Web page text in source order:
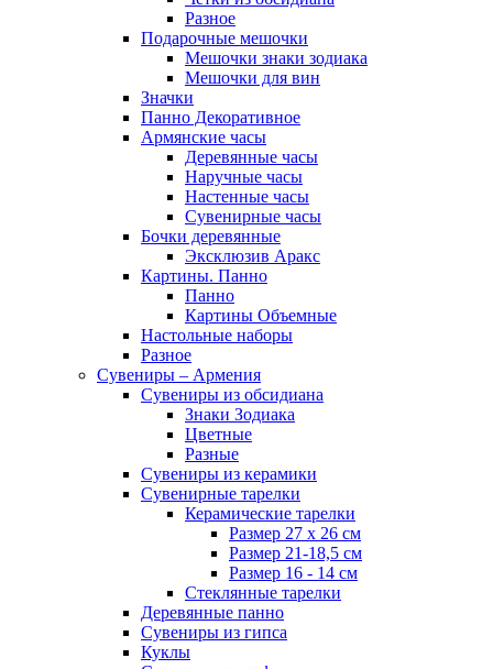
Разное
Подарочные мешочки
Мешочки знаки зодиака
Мешочки для вин
Значки
Панно Декоративное
Армянские часы
Деревянные часы
Наручные часы
Настенные часы
Сувенирные часы
Бочки деревянные
Эксклюзив Аракс
Картины. Панно
Панно
Картины Объемные
Настольные наборы
Разное
Сувениры – Армения
Сувениры из обсидиана
Знаки Зодиака
Цветные
Разные
Сувениры из керамики
Сувенирные тарелки
Керамические тарелки
Размер 27 х 26 см
Размер 21-18,5 см
Размер 16 - 14 см
Стеклянные тарелки
Деревянные панно
Сувениры из гипса
Куклы